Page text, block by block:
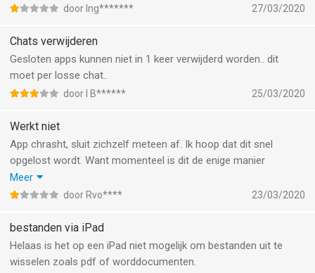
door Ing******* 27/03/2020
Chats verwijderen
Gesloten apps kunnen niet in 1 keer verwijderd worden.. dit
moet per losse chat..
door I B****** 25/03/2020
Werkt niet
App chrasht, sluit zichzelf meteen af. Ik hoop dat dit snel
opgelost wordt. Want momenteel is dit de enige manier
waarom ik contact kan hebben met de huisarts. Ik heb zelf al
opnieuw geïnstalleerd en telefoon opnieuw opgestart, maar dat
Meer
door Rvo**** 23/03/2020
bestanden via iPad
Helaas is het op een iPad niet mogelijk om bestanden uit te
wisselen zoals pdf of worddocumenten.